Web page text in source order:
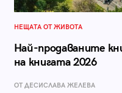
НЕЩАТА ОТ ЖИВОТА
Най-продаваните
на книгата 2026
ОТ ДЕСИСЛАВА ЖЕЛЕВА